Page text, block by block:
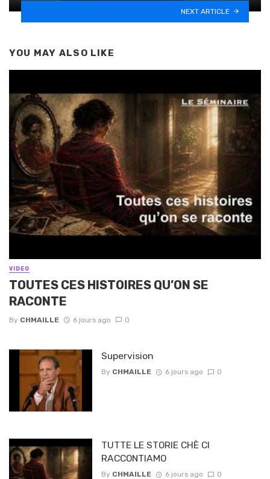
NEXT ARTICLE
YOU MAY ALSO LIKE
VIDEO
TOUTES CES HISTOIRES QU’ON SE
RACONTE
By CHMAILLE 6 jours ago 0
Supervision
By CHMAILLE 6 jours ago 0
TUTTE LE STORIE CHÈ CI
RACCONTIAMO
By CHMAILLE 6 jours ago 0